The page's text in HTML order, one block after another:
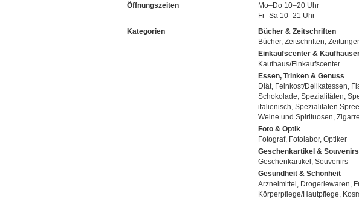
Öffnungszeiten
Mo–Do 10–20 Uhr
Fr–Sa 10–21 Uhr
Kategorien
Bücher & Zeitschriften
Bücher, Zeitschriften,
Einkaufscenter &
Kaufhaus/Einkaufscenter
Essen, Trinken & Genuss
Diät, Feinkost/Delikatessen,
Schokolade, Spezialitäten,
italienisch, Spezialitäten
Weine und Spirituosen,
Foto & Optik
Fotograf, Fotolabor, Optiker
Geschenkartikel & Souvenirs
Geschenkartikel, Souvenirs
Gesundheit & Schönheit
Arzneimittel, Drogeriewaren,
Körperpflege/Hautpflege,